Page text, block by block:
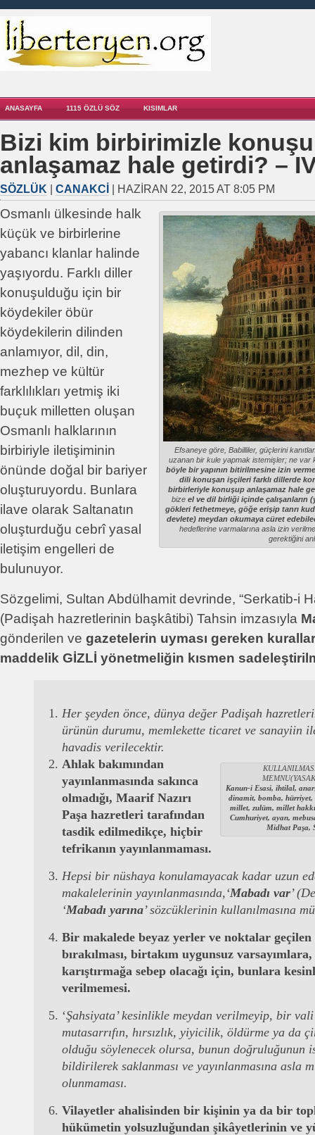
ANASAYFA 1115 ÖZLÜ SÖZ KISIMLAR
Bizi kim birbirimizle
anlaşamaz hale getirdi? –
SÖZLÜK CANAKCI | HAZIRAN 22, 2015 AT 8:05 PM
Efsaneye göre, Babilliler, güçlerini
uzanan bir kule yapmak istemişler; ne var
böyle bir yapının bitirilmesine izin
dili konuşan işçileri farklı dillerde
birbirleriyle konuşup anlaşamaz hale
bize el ve dil birliği içinde çalışanların
gökleri fethetmeye, göğe erişip tanrı
devlete) meydan okumaya cüret
hedeflerine varmalarına asla izin
gerektiğini
Osmanlı ülkesinde halk
küçük ve birbirlerine
yabancı klanlar halinde
yaşıyordu. Farklı diller
konuşulduğu için bir
köydekiler öbür
köydekilerin dilinden
anlamıyor, dil, din,
mezhep ve kültür
farklılıkları yetmiş iki
buçuk milletten oluşan
Osmanlı halklarının
birbiriyle iletişiminin
önünde doğal bir bariyer
oluşturuyordu. Bunlara
ilave olarak Saltanatın
oluşturduğu cebrî yasal
iletişim engelleri de
bulunuyor.
Sözgelimi, Sultan Abdülhamit devrinde, “Serkatib-i
(Padişah hazretlerinin başkâtibi) Tahsin imzasıyla
gönderilen ve gazetelerin uyması gereken
maddelik GİZLİ yönetmeliğin kısmen
Her şeyden önce, dünya değer Padişah
ürünün durumu, memlekette ticaret ve sanayiin
havadis verilecektir.
Kanun-i Esasi, ihtilal,
dinamit, bomba, hürriyet,
millet, zulüm, millet
Cumhuriyet, ayan,
Midhat Paşa,
Ahlak bakımından
yayınlanmasında sakınca
olmadığı, Maarif Nazırı
Paşa hazretleri tarafından
tasdik edilmedikçe, hiçbir
tefrikanın yayınlanmaması.
Hepsi bir nüshaya konulamayacak kadar uzun
makalelerinin yayınlanmasında,‘Mabadı var’
‘Mabadı yarına’ sözcüklerinin kullanılmasına
Bir makalede beyaz yerler ve noktalar geçilen
bırakılması, birtakım uygunsuz
karıştırmağa sebep olacağı için, bunlara
verilmemesi.
‘Şahsiyata’ kesinlikle meydan verilmeyip, bir
mutasarrıfın, hırsızlık, yiyicilik, öldürme ya da
olduğu söylenecek olursa, bunun doğruluğunun
bildirilerek saklanması ve yayınlanmasına asla
olunmaması.
Vilayetler ahalisinden bir kişinin ya da bir
hükümetin yolsuzluğundan şikâyetlerinin ve